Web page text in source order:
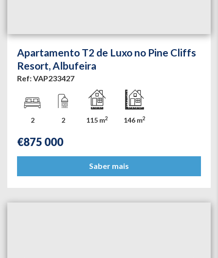
Apartamento T2 de Luxo no Pine Cliffs
Resort, Albufeira
Ref: VAP233427
2 2 115 m2 146 m2
€875 000
Saber mais